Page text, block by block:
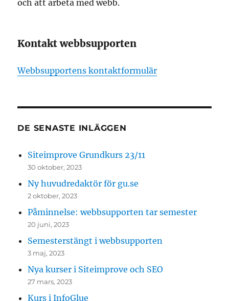
och att arbeta med webb.
Kontakt webbsupporten
Webbsupportens kontaktformulär
DE SENASTE INLÄGGEN
Siteimprove Grundkurs 23/11
30 oktober, 2023
Ny huvudredaktör för gu.se
2 oktober, 2023
Påminnelse: webbsupporten tar semester
20 juni, 2023
Semesterstängt i webbsupporten
3 maj, 2023
Nya kurser i Siteimprove och SEO
27 mars, 2023
Kurs i InfoGlue